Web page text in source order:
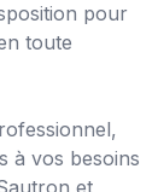
pour
toute
à vos besoins
et